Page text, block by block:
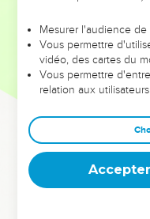
leur foi ou leur vision.
et les saisons difficiles
sont elles
Dans cette conférence,
clés pour avancer avec
deviennent vos
équipe, un groupe ou
Mesurer l'audience
Vous permettre
vidéo, des cartes du
Vous permettre
relation aux utilisateurs.